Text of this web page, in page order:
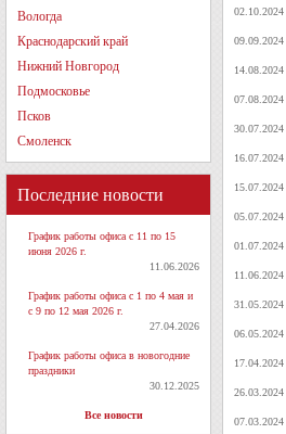
Вологда
Краснодарский край
Нижний Новгород
Подмосковье
Псков
Смоленск
Последние новости
График работы офиса с 11 по 15
июня 2026 г.
11.06.2026
График работы офиса с 1 по 4 мая и
с 9 по 12 мая 2026 г.
27.04.2026
График работы офиса в новогодние
праздники
30.12.2025
Все новости
02.10.2024
09.09.2024
14.08.2024
07.08.2024
30.07.2024
16.07.2024
15.07.2024
05.07.2024
01.07.2024
11.06.2024
31.05.2024
06.05.2024
17.04.2024
26.03.2024
07.03.2024